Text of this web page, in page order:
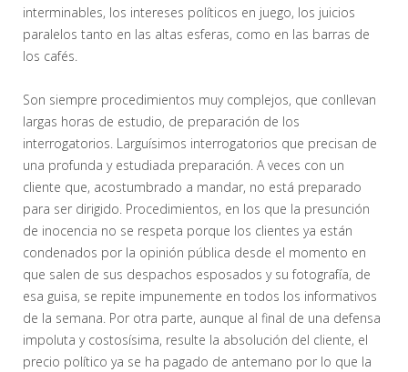
interminables, los intereses políticos en juego, los juicios
paralelos tanto en las altas esferas, como en las barras de
los cafés.
Son siempre procedimientos muy complejos, que conllevan
largas horas de estudio, de preparación de los
interrogatorios. Larguísimos interrogatorios que precisan de
una profunda y estudiada preparación. A veces con un
cliente que, acostumbrado a mandar, no está preparado
para ser dirigido. Procedimientos, en los que la presunción
de inocencia no se respeta porque los clientes ya están
condenados por la opinión pública desde el momento en
que salen de sus despachos esposados y su fotografía, de
esa guisa, se repite impunemente en todos los informativos
de la semana. Por otra parte, aunque al final de una defensa
impoluta y costosísima, resulte la absolución del cliente, el
precio político ya se ha pagado de antemano por lo que la